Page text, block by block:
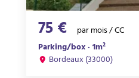
75 €
par mois / CC
Parking/box · 1m²
Bordeaux (33000)